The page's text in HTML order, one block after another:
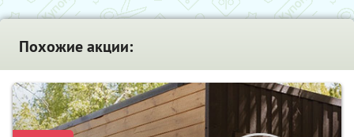
Похожие акции: